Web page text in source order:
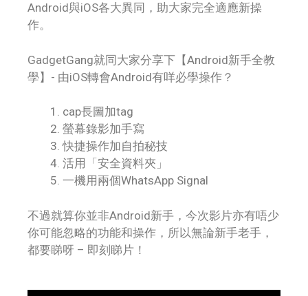
Android與iOS各大異同，助大家完全適應新操
作。
GadgetGang就同大家分享下【Android新手全教
學】- 由iOS轉會Android有咩必學操作？
cap長圖加tag
螢幕錄影加手寫
快捷操作加自拍秘技
活用「安全資料夾」
一機用兩個WhatsApp Signal
不過就算你並非Android新手，今次影片亦有唔少
你可能忽略的功能和操作，所以無論新手老手，
都要睇呀 – 即刻睇片！